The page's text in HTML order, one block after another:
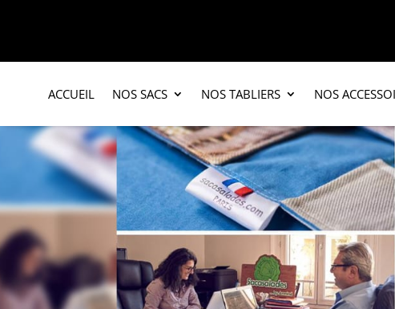
ACCUEIL NOS SACS NOS TABLIERS NOS